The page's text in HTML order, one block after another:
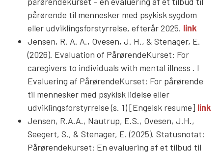
pårørende til mennesker med psykisk sygdom
eller udviklingsforstyrrelse, efterår 2025. link
Jensen, R. A. A., Ovesen, J. H., & Stenager, E.
(2026). Evaluation of PårørendeKurset: For
caregivers to individuals with mental illness . I
Evaluering af PårørendeKurset: For pårørende
til mennesker med psykisk lidelse eller
udviklingsforstyrrelse (s. 1) [Engelsk resume] link
Jensen, R.A.A., Nautrup, E.S., Ovesen, J.H.,
Seegert, S., & Stenager, E. (2025). Statusnotat:
Pårørendekurset: En evaluering af et tilbud til